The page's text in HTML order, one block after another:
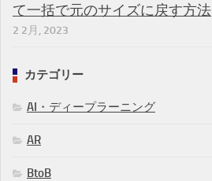
て一括で元のサイズに戻す方法
2 2月, 2023
カテゴリー
AI・ディープラーニング
AR
BtoB